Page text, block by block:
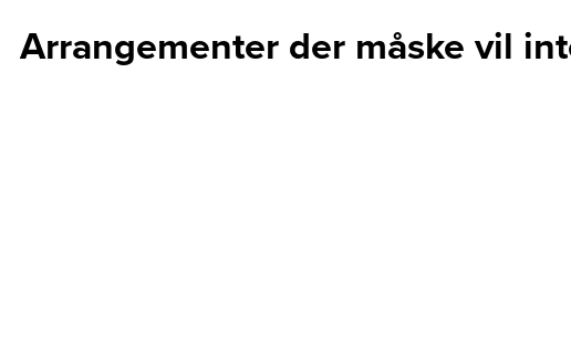
PARK
EUROPA 360°
Arrangementer der måske vil